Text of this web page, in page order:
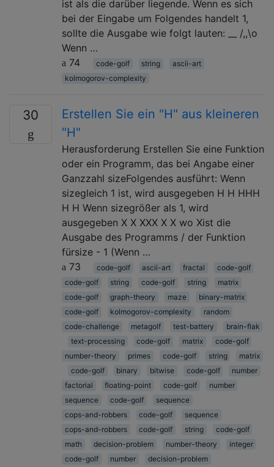
ist als die darüber liegende. Wenn es sich
bei der Eingabe um Folgendes handelt 1,
sollte die Ausgabe wie folgt lauten: __ /,,\o
Wenn …
74
code-golf string
ascii-art
kolmogorov-complexity
30
Erstellen Sie ein "H" aus kleineren
"H"
Herausforderung Erstellen Sie eine Funktion
oder ein Programm, das bei Angabe einer
Ganzzahl sizeFolgendes ausführt: Wenn
sizegleich 1 ist, wird ausgegeben H H HHH
H H Wenn sizegrößer als 1, wird
ausgegeben X X XXX X X wo Xist die
Ausgabe des Programms / der Funktion
fürsize - 1 (Wenn …
73
code-golf ascii-art fractal
code-golf
code-golf
string code-golf string
matrix
code-golf
graph-theory maze
binary-matrix
code-golf
kolmogorov-complexity
random
code-challenge
metagolf test-battery
brain-flak
text-processing
code-golf matrix
code-golf
number-theory
primes code-golf string
matrix
code-golf
binary bitwise code-golf
number
factorial
floating-point code-golf
number
sequence
code-golf
sequence
cops-and-robbers
code-golf
sequence
cops-and-robbers
code-golf string
code-golf
math
decision-problem number-theory
integer
code-golf
number
decision-problem